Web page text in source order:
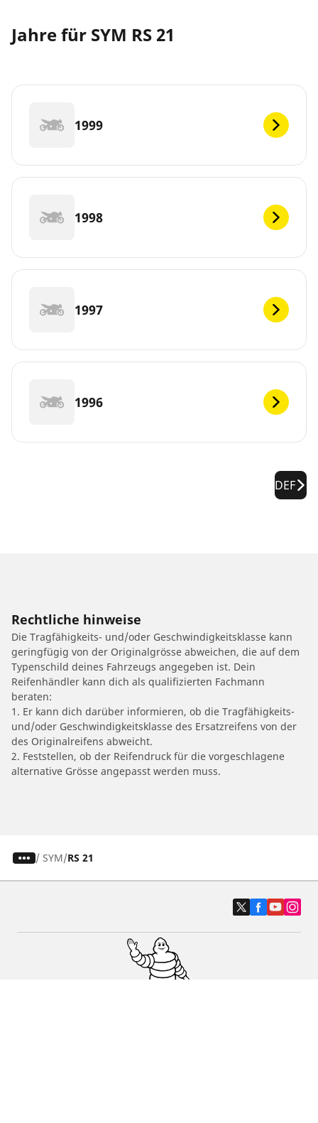
Jahre für SYM RS 21
1999
1998
1997
1996
DEF
Rechtliche hinweise
Die Tragfähigkeits- und/oder Geschwindigkeitsklasse kann
geringfügig von der Originalgrösse abweichen, die auf dem
Typenschild deines Fahrzeugs angegeben ist. Dein
Reifenhändler kann dich als qualifizierten Fachmann
beraten:
1. Er kann dich darüber informieren, ob die Tragfähigkeits-
und/oder Geschwindigkeitsklasse des Ersatzreifens von der
des Originalreifens abweicht.
2. Feststellen, ob der Reifendruck für die vorgeschlagene
alternative Grösse angepasst werden muss.
/ SYM RS 21